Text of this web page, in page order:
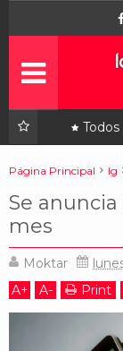
ya
Página Principal lg
Se
mes
Moktar
A+ A- Print
Noticias
Apps gratis
Linux
Contacto
Ofertas
Contáctanos